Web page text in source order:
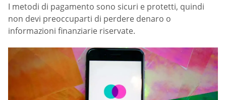
I metodi di pagamento sono sicuri e protetti, quindi
non devi preoccuparti di perdere denaro o
informazioni finanziarie riservate.